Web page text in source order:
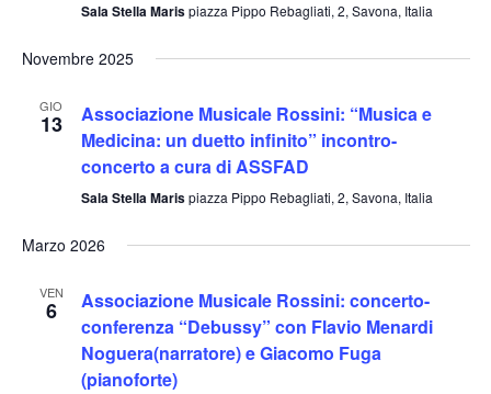
Sala Stella Marispiazza Pippo Rebagliati, 2, Savona, Italia
Novembre 2025
GIO
13
Associazione Musicale Rossini: “Musica e
Medicina: un duetto infinito” incontro-
concerto a cura di ASSFAD
Sala Stella Marispiazza Pippo Rebagliati, 2, Savona, Italia
Marzo 2026
VEN
6
Associazione Musicale Rossini: concerto-
conferenza “Debussy” con Flavio Menardi
Noguera(narratore) e Giacomo Fuga
(pianoforte)